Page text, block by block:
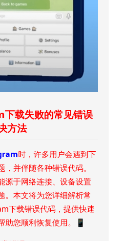
载失败的常见错误
方法
时，许多用户会遇到下
，并伴随各种错误代码。
源于网络连接、设备设置
。本文将为您详细解析常
下载错误代码，提供快速
助您顺利恢复使用。📱